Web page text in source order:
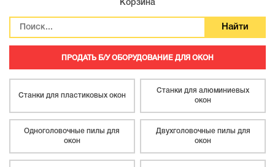
Корзина
ПРОДАТЬ Б/У ОБОРУДОВАНИЕ ДЛЯ ОКОН
Станки для пластиковых окон
Станки для алюминиевых
окон
Одноголовочные пилы для
окон
Двухголовочные пилы для
окон